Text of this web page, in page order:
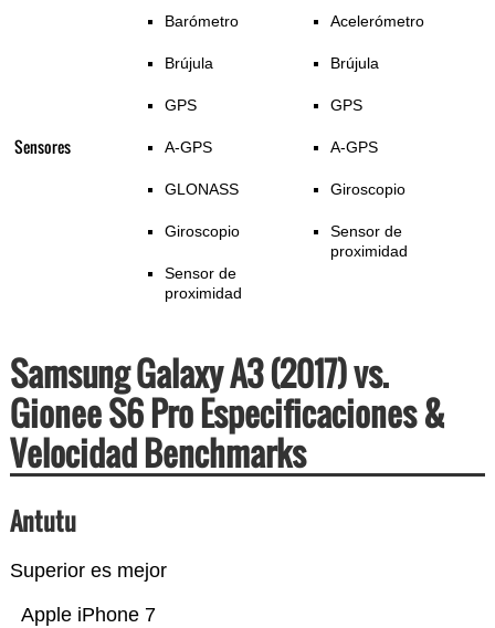
Sensores
Barómetro
Brújula
GPS
A-GPS
GLONASS
Giroscopio
Sensor de
proximidad
Acelerómetro
Brújula
GPS
A-GPS
Giroscopio
Sensor de
proximidad
Samsung Galaxy A3 (2017) vs.
Gionee S6 Pro Especificaciones &
Velocidad Benchmarks
Antutu
Superior es mejor
Apple iPhone 7